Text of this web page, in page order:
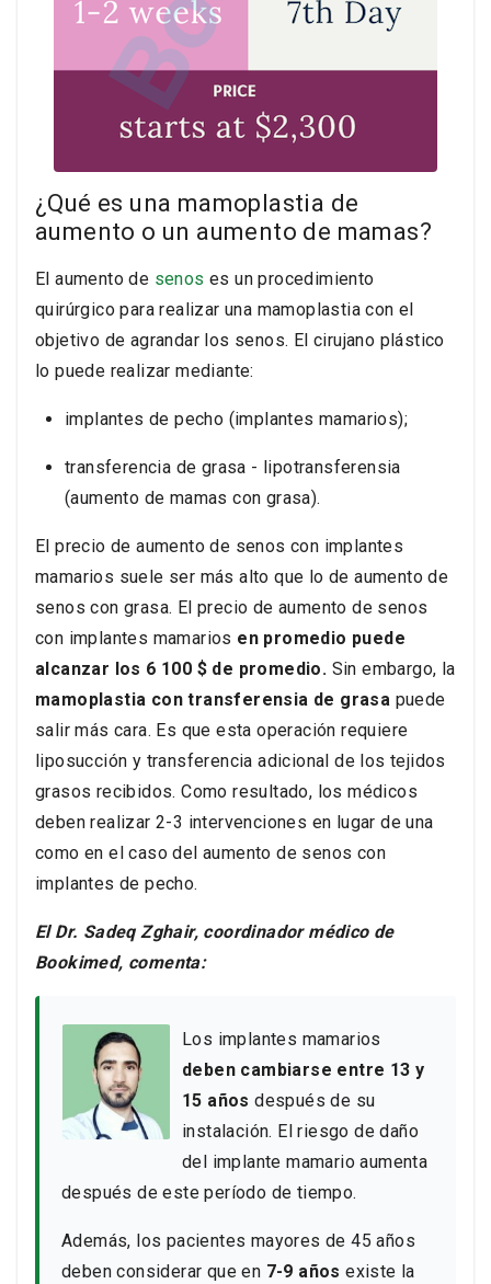
¿Qué es una mamoplastia de
aumento o un aumento de mamas?
El aumento de senos es un procedimiento
quirúrgico para realizar una mamoplastia con el
objetivo de agrandar los senos. El cirujano plástico
lo puede realizar mediante:
implantes de pecho (implantes mamarios);
transferencia de grasa - lipotransferensia
(aumento de mamas con grasa).
El precio de aumento de senos con implantes
mamarios suele ser más alto que lo de aumento de
senos con grasa. El precio de aumento de senos
con implantes mamarios en promedio puede
alcanzar los 6 100 $ de promedio. Sin embargo, la
mamoplastia con transferensia de grasa puede
salir más cara. Es que esta operación requiere
liposucción y transferencia adicional de los tejidos
grasos recibidos. Como resultado, los médicos
deben realizar 2-3 intervenciones en lugar de una
como en el caso del aumento de senos con
implantes de pecho.
El Dr. Sadeq Zghair, coordinador médico de
Bookimed, comenta:
Los implantes mamarios
deben cambiarse entre 13 y
15 años después de su
instalación. El riesgo de daño
del implante mamario aumenta
después de este período de tiempo.
Además, los pacientes mayores de 45 años
deben considerar que en 7-9 años existe la